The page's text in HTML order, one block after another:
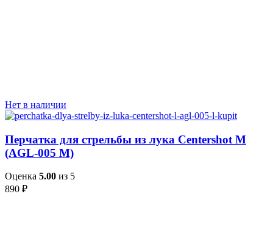
Нет в наличии
Перчатка для стрельбы из лука Centershot M
(AGL-005 M)
Оценка 5.00 из 5
890 ₽